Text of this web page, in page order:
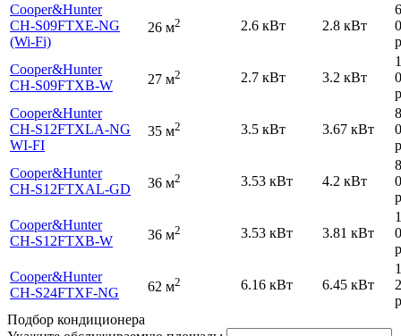
Cooper&Hunter
CH-S09FTXE-NG
(Wi-Fi)
26 м2 2.6 кВт 2.8 кВт
Cooper&Hunter
CH-S09FTXB-W
27 м2 2.7 кВт 3.2 кВт
Cooper&Hunter
CH-S12FTXLA-NG
WI-FI
35 м2 3.5 кВт 3.67 кВт
Cooper&Hunter
CH-S12FTXAL-GD
36 м2 3.53 кВт 4.2 кВт
Cooper&Hunter
CH-S12FTXB-W
36 м2 3.53 кВт 3.81 кВт
Cooper&Hunter
CH-S24FTXF-NG
62 м2 6.16 кВт 6.45 кВт
Подбор кондиционера